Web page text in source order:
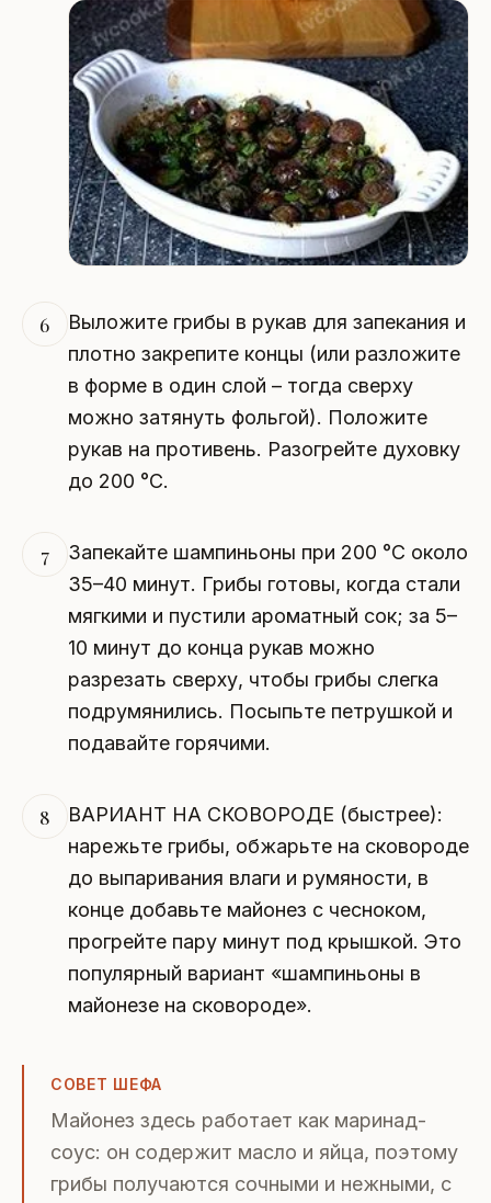
6
Выложите грибы в рукав для запекания и
плотно закрепите концы (или разложите
в форме в один слой – тогда сверху
можно затянуть фольгой). Положите
рукав на противень. Разогрейте духовку
до 200 °C.
7
Запекайте шампиньоны при 200 °C около
35–40 минут. Грибы готовы, когда стали
мягкими и пустили ароматный сок; за 5–
10 минут до конца рукав можно
разрезать сверху, чтобы грибы слегка
подрумянились. Посыпьте петрушкой и
подавайте горячими.
8
ВАРИАНТ НА СКОВОРОДЕ (быстрее):
нарежьте грибы, обжарьте на сковороде
до выпаривания влаги и румяности, в
конце добавьте майонез с чесноком,
прогрейте пару минут под крышкой. Это
популярный вариант «шампиньоны в
майонезе на сковороде».
СОВЕТ ШЕФА
Майонез здесь работает как маринад-
соус: он содержит масло и яйца, поэтому
грибы получаются сочными и нежными, с